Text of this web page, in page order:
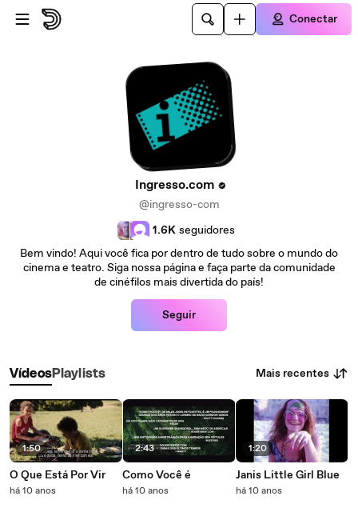
Ir para o conteúdo principal
Conectar
Ingresso.com
@ingresso-com
1.6K seguidores
Bem vindo! Aqui você fica por dentro de tudo sobre o mundo do
cinema e teatro. Siga nossa página e faça parte da comunidade
de cinéfilos mais divertida do país!
Seguir
VídeosPlaylists Mais recentes
1:50
O Que Está Por Vir
há 10 anos
2:43
Como Você é
há 10 anos
1:20
Janis Little Girl Blue
há 10 anos